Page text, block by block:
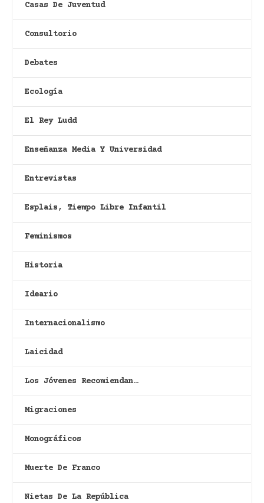
Casas De Juventud
Consultorio
Debates
Ecología
El Rey Ludd
Enseñanza Media Y Universidad
Entrevistas
Esplais, Tiempo Libre Infantil
Feminismos
Historia
Ideario
Internacionalismo
Laicidad
Los Jóvenes Recomiendan…
Migraciones
Monográficos
Muerte De Franco
Nietas De La República